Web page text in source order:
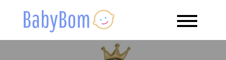
Babybom
Allt kring barn